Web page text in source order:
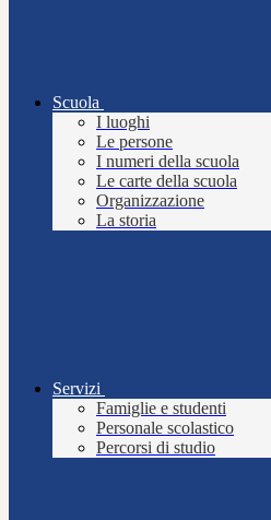
Scuola
I luoghi
Le persone
I numeri della scuola
Le carte della scuola
Organizzazione
La storia
Servizi
Famiglie e studenti
Personale scolastico
Percorsi di studio